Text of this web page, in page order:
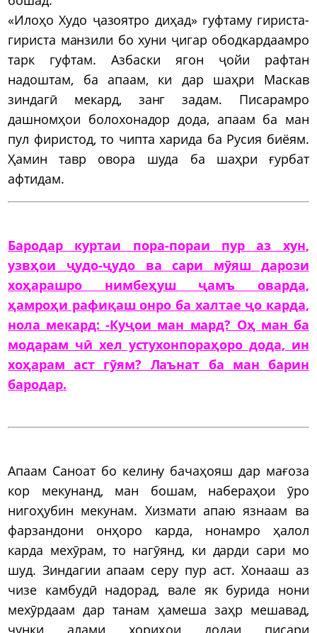
«Илоҳо Худо ҷазоятро диҳад» гуфтаму гириста-
гириста манзили бо хуни ҷигар ободкардаамро
тарк гуфтам. Азбаски ягон ҷойи рафтан
надоштам, ба апаам, ки дар шаҳри Маскав
зиндагӣ мекард, занг задам. Писарамро
дашномҳои болохонадор дода, апаам ба ман
пул фиристод, то чипта харида ба Русия биёям.
Ҳамин тавр овора шуда ба шаҳри ғурбат
афтидам.
Бародар куртаи пора-пораи пур аз хун,
узвҳои ҷудо-ҷудо ва сари мӯяш дарози
хоҳарашро нимбеҳуш ҷамъ оварда,
ҳамроҳи рафиқаш онро ба халтае ҷо карда,
нола мекард: -Куҷои ман мард? Оҳ ман ба
модарам чӣ хел устухонпораҳоро дода, ин
хоҳарам аст гӯям? Лаънат ба ман барин
бародар.
Апаам Саноат бо келину бачаҳояш дар мағоза
кор мекунанд, ман бошам, набераҳои ӯро
нигоҳубин мекунам. Хизмати апаю язнаам ва
фарзандони онҳоро карда, нонамро ҳалол
карда мехӯрам, то нагӯянд, ки дарди сари мо
шуд. Зиндагии апаам серу пур аст. Хонааш аз
чизе камбудӣ надорад, вале як бурида нони
мехӯрдаам дар танам ҳамеша заҳр мешавад,
чунки алами хориҳои додаи писари